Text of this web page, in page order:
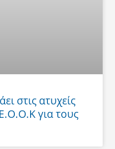
στις ατυχείς
για τους